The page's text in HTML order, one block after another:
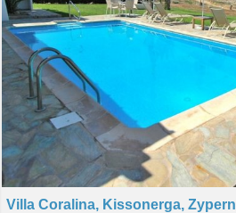
Villa Coralina, Kissonerga, Zypern